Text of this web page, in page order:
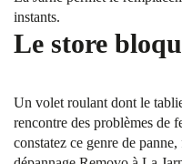
instants.
Le store
Un volet roulant dont le
rencontre des problèmes de
constatez ce genre de